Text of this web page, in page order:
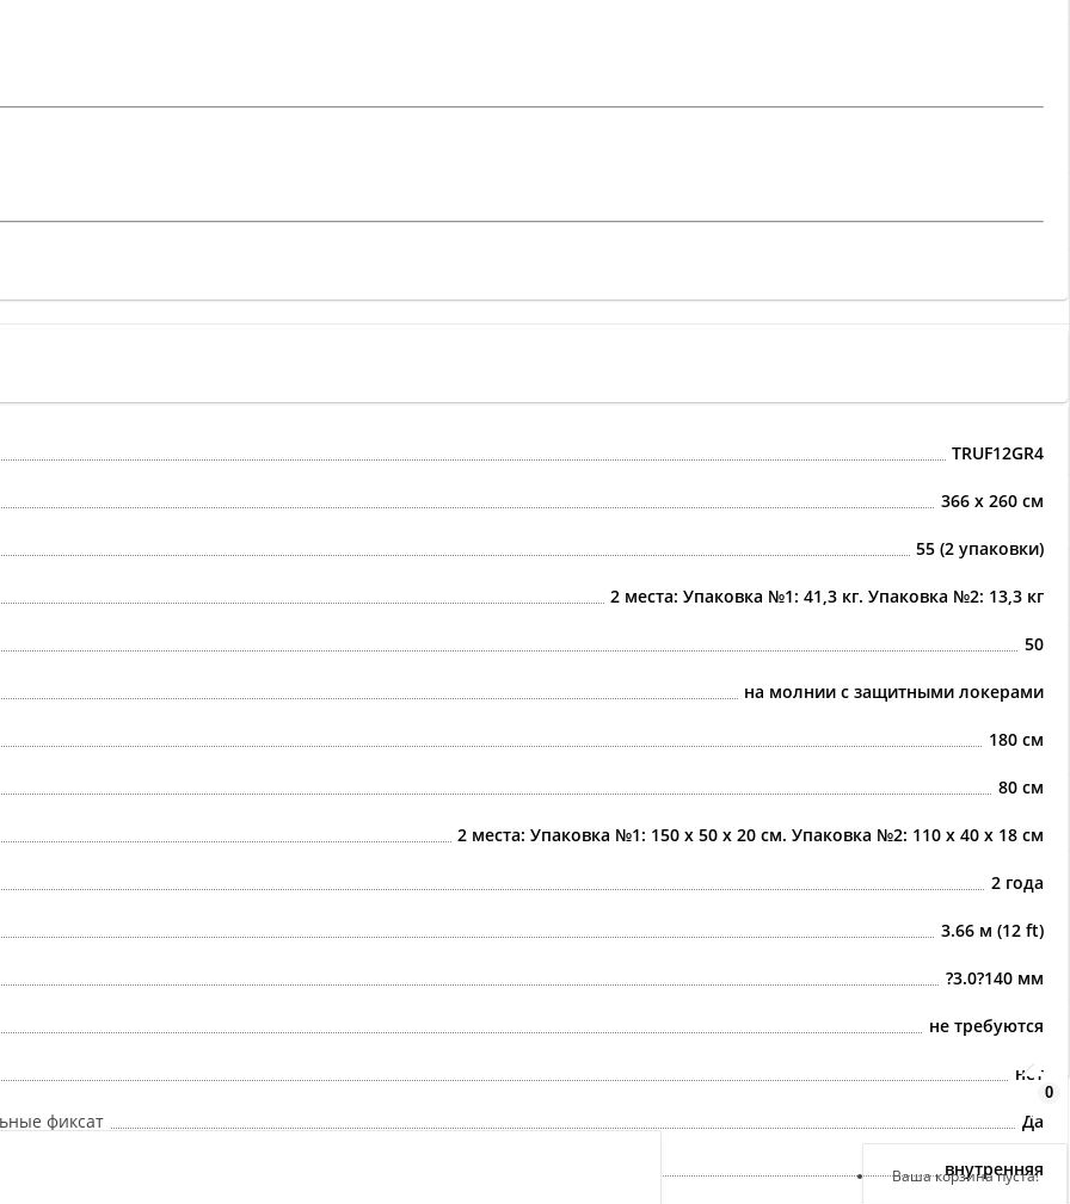
Регистрация
0
Ваша корзина пуста!
TRUF12GR4
366 х 260 см
55 (2 упаковки)
2 места: Упаковка №1: 41,3 кг. Упаковка №2: 13,3 кг
50
на молнии с защитными локерами
180 см
80 см
2 места: Упаковка №1: 150 х 50 х 20 см. Упаковка №2: 110 х 40 х 18 см
2 года
3.66 м (12 ft)
?3.0?140 мм
не требуются
нет
фиксат Да
внутренняя